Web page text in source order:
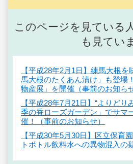
このページを見ている
も見てい
【平成28年2月1日】練馬大根
馬大根のたくあん漬け」も登場
物産展」を開催（事前のお知らせ
【平成28年7月21日】“よりどり
季の香ローズガーデン」でサマ
催！（事前のお知らせ）
【平成30年5月30日】区立保育
トボトル飲料水への異物混入の